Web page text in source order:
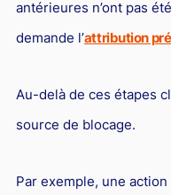
antérieures n’ont pas
demande l’attribution
Au-delà de ces étapes
source de blocage.
Par exemple, une